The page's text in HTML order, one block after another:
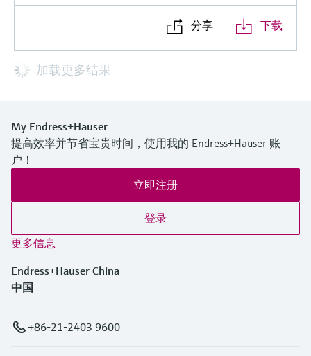
分享 下载
加载更多结果
My Endress+Hauser
提高效率并节省宝贵时间，使用我的 Endress+Hauser 账
户！
立即注册
登录
更多信息
Endress+Hauser China
中国
+86-21-2403 9600